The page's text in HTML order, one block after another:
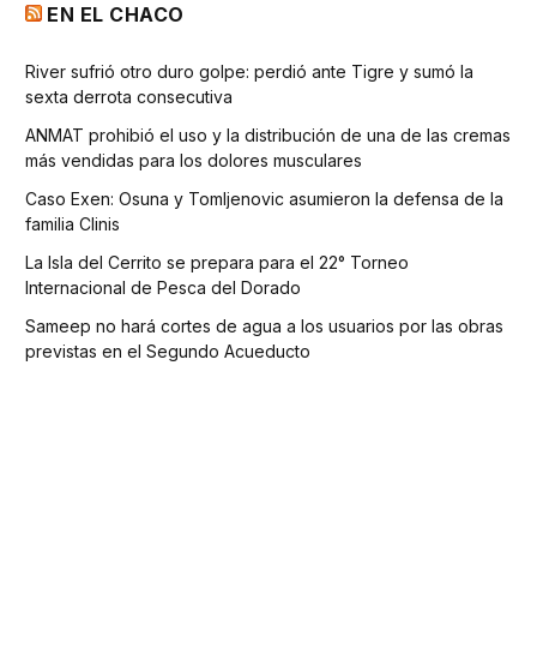
EN EL CHACO
River sufrió otro duro golpe: perdió ante Tigre y sumó la
sexta derrota consecutiva
ANMAT prohibió el uso y la distribución de una de las cremas
más vendidas para los dolores musculares
Caso Exen: Osuna y Tomljenovic asumieron la defensa de la
familia Clinis
La Isla del Cerrito se prepara para el 22° Torneo
Internacional de Pesca del Dorado
Sameep no hará cortes de agua a los usuarios por las obras
previstas en el Segundo Acueducto